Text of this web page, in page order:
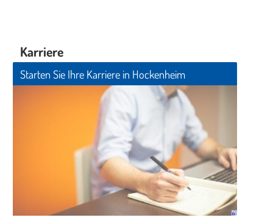
Karriere
Starten Sie Ihre Karriere in Hockenheim